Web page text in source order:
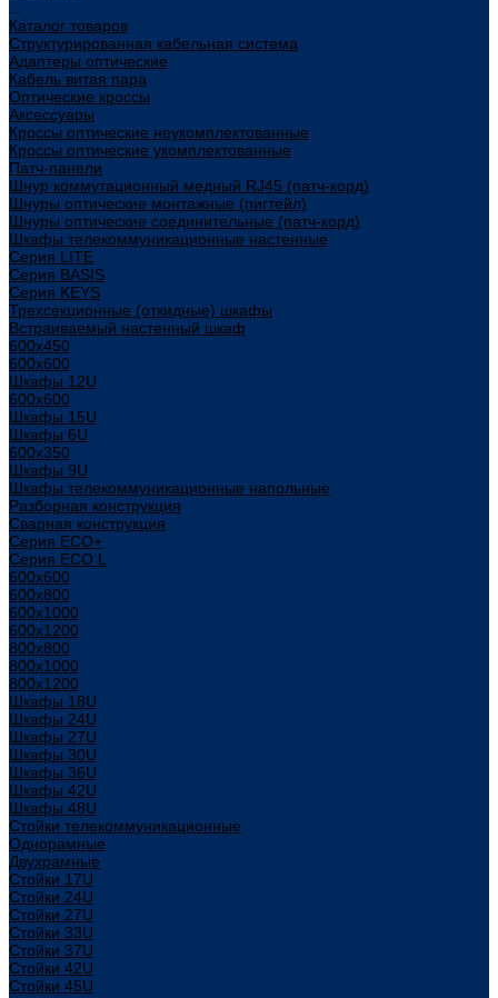
Каталог товаров
Структурированная кабельная система
Адаптеры оптические
Кабель витая пара
Оптические кроссы
Аксессуары
Кроссы оптические неукомплектованные
Кроссы оптические укомплектованные
Патч-панели
Шнур коммутационный медный RJ45 (патч-корд)
Шнуры оптические монтажные (пигтейл)
Шнуры оптические соединительные (патч-корд)
Шкафы телекоммуникационные настенные
Cерия LITE
Cерия BASIS
Cерия KEYS
Трехсекционные (откидные) шкафы
Встраиваемый настенный шкаф
600x450
600x600
Шкафы 12U
600x600
Шкафы 15U
Шкафы 6U
600x350
Шкафы 9U
Шкафы телекоммуникационные напольные
Разборная конструкция
Сварная конструкция
Серия ECO+
Серия ECO L
600x600
600x800
600х1000
600х1200
800x800
800х1000
800х1200
Шкафы 18U
Шкафы 24U
Шкафы 27U
Шкафы 30U
Шкафы 36U
Шкафы 42U
Шкафы 48U
Стойки телекоммуникационные
Однорамные
Двухрамные
Стойки 17U
Стойки 24U
Стойки 27U
Стойки 33U
Стойки 37U
Стойки 42U
Стойки 45U